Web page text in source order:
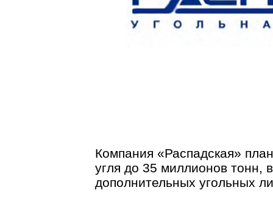
Компания «Распадская»
угля до 35 миллионов тонн,
дополнительных угольных